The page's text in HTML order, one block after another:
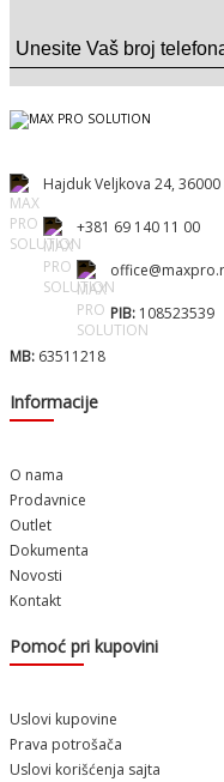
Hajduk Veljkova 24,
+381 69 140 11 00
PIB: 108523539
MB: 63511218
Informacije
O nama
Prodavnice
Outlet
Dokumenta
Novosti
Kontakt
Pomoć pri kupovini
Uslovi kupovine
Prava potrošača
Uslovi korišćenja sajta